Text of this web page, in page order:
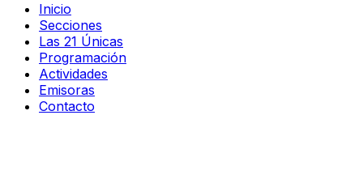
Inicio
Secciones
Las 21 Únicas
Programación
Actividades
Emisoras
Contacto